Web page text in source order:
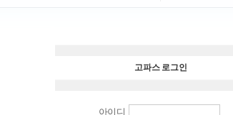
고파스 로그인
아이디